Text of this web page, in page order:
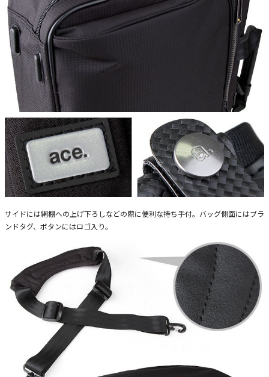
サイドには網棚への上げ下ろしなどの際に便利な持ち手付。バッグ側面にはブラ
ンドタグ、ボタンにはロゴ入り。